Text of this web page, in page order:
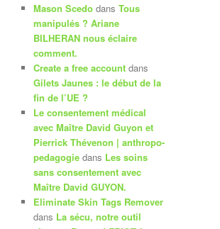
Mason Scedo dans Tous
manipulés ? Ariane
BILHERAN nous éclaire
comment.
Create a free account dans
Gilets Jaunes : le début de la
fin de l’UE ?
Le consentement médical
avec Maître David Guyon et
Pierrick Thévenon | anthropo-
pedagogie dans Les soins
sans consentement avec
Maître David GUYON.
Eliminate Skin Tags Remover
dans La sécu, notre outil